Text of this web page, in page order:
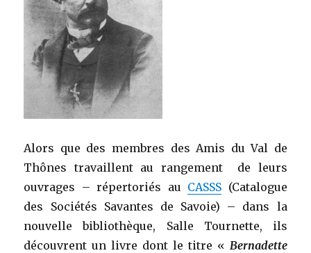
Alors que des membres des Amis du Val de
Thônes travaillent au rangement de leurs
ouvrages – répertoriés au CASSS (Catalogue
des Sociétés Savantes de Savoie) – dans la
nouvelle bibliothèque, Salle Tournette, ils
découvrent un livre dont le titre « Bernadette